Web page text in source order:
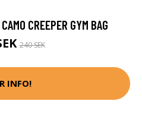
CREEPER GYM BAG
240 SEK
INFO!